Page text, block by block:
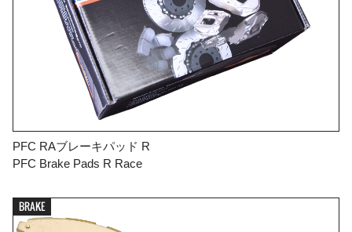
PFC RAブレーキパッド R
PFC Brake Pads R Race
BRAKE